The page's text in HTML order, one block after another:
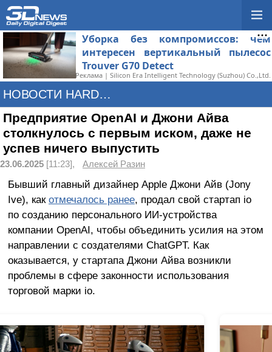
Уборка без компромиссов: чем
интересен вертикальный пылесос
Trouver G70 Detect
Реклама | Silicon Era Intelligent Technology (Suzhou) Co.,Ltd.
НОВОСТИ HARDWARE
Предприятие OpenAI и Джони Айва
столкнулось с первым иском, даже не
успев ничего выпустить
23.06.2025 [11:23], Алексей Разин
Бывший главный дизайнер Apple Джони Айв (Jony
Ive), как отмечалось ранее, продал свой стартап io
по созданию персонального ИИ-устройства
компании OpenAI, чтобы объединить усилия на этом
направлении с создателями ChatGPT. Как
оказывается, у стартапа Джони Айва возникли
проблемы в сфере законности использования
торговой марки io.